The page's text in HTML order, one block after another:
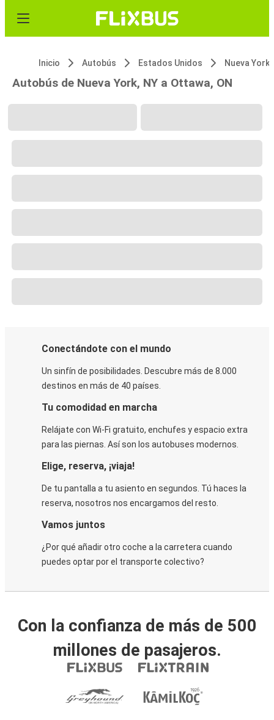
Inicio Autobús Estados Unidos Nueva York,
Autobús de Nueva York, NY a Ottawa, ON
Conectándote con el mundo
Un sinfín de posibilidades. Descubre más de 8.000
destinos en más de 40 países.
Tu comodidad en marcha
Relájate con Wi-Fi gratuito, enchufes y espacio extra
para las piernas. Así son los autobuses modernos.
Elige, reserva, ¡viaja!
De tu pantalla a tu asiento en segundos. Tú haces la
reserva, nosotros nos encargamos del resto.
Vamos juntos
¿Por qué añadir otro coche a la carretera cuando
puedes optar por el transporte colectivo?
Con la confianza de más de 500
millones de pasajeros.